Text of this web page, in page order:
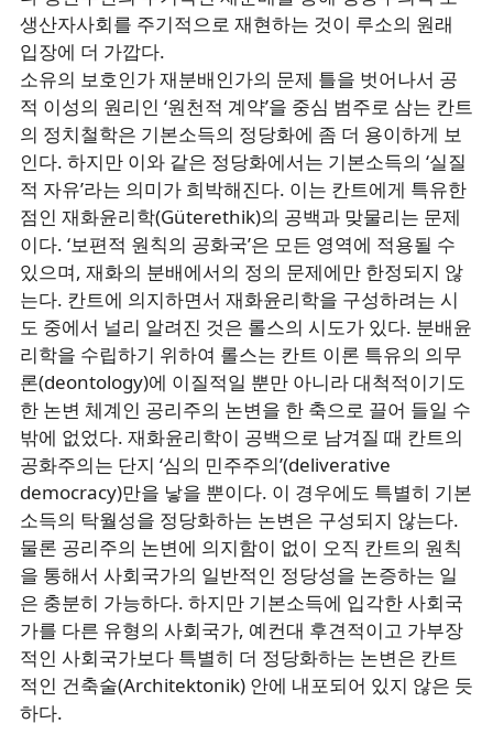
생산자사회를 주기적으로 재현하는 것이 루소의 원래
입장에 더 가깝다.
소유의 보호인가 재분배인가의 문제 틀을 벗어나서 공
적 이성의 원리인 ‘원천적 계약’을 중심 범주로 삼는 칸트
의 정치철학은 기본소득의 정당화에 좀 더 용이하게 보
인다. 하지만 이와 같은 정당화에서는 기본소득의 ‘실질
적 자유’라는 의미가 희박해진다. 이는 칸트에게 특유한
점인 재화윤리학(Güterethik)의 공백과 맞물리는 문제
이다. ‘보편적 원칙의 공화국’은 모든 영역에 적용될 수
있으며, 재화의 분배에서의 정의 문제에만 한정되지 않
는다. 칸트에 의지하면서 재화윤리학을 구성하려는 시
도 중에서 널리 알려진 것은 롤스의 시도가 있다. 분배윤
리학을 수립하기 위하여 롤스는 칸트 이론 특유의 의무
론(deontology)에 이질적일 뿐만 아니라 대척적이기도
한 논변 체계인 공리주의 논변을 한 축으로 끌어 들일 수
밖에 없었다. 재화윤리학이 공백으로 남겨질 때 칸트의
공화주의는 단지 ‘심의 민주주의’(deliverative
democracy)만을 낳을 뿐이다. 이 경우에도 특별히 기본
소득의 탁월성을 정당화하는 논변은 구성되지 않는다.
물론 공리주의 논변에 의지함이 없이 오직 칸트의 원칙
을 통해서 사회국가의 일반적인 정당성을 논증하는 일
은 충분히 가능하다. 하지만 기본소득에 입각한 사회국
가를 다른 유형의 사회국가, 예컨대 후견적이고 가부장
적인 사회국가보다 특별히 더 정당화하는 논변은 칸트
적인 건축술(Architektonik) 안에 내포되어 있지 않은 듯
하다.